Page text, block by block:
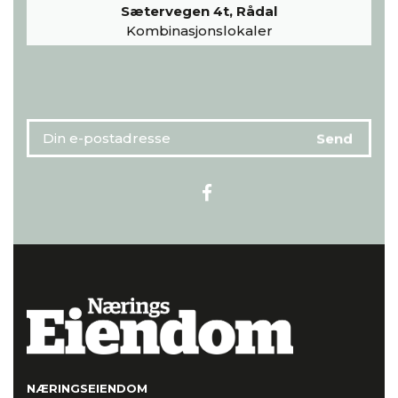
Sætervegen 4t, Rådal
Kombinasjonslokaler
NÆRINGSEIENDOM